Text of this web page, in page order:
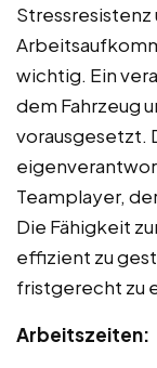
Stressresistenz
wichtig. Ein
dem Fahrzeug
vorausgesetzt.
Teamplayer,
Die Fähigkeit
effizient zu
fristgerecht zu
Arbeitszeiten: